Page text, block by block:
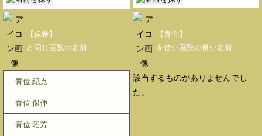
【保希】
と同じ画数の名前
青位 紀克
青位 保伸
青位 昭芳
【青位】
を使い画数の良い名前
該当するものがありませんでし
た。